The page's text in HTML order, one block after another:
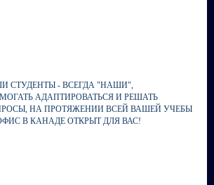
СТУДЕНТЫ - ВСЕГДА "НАШИ",
АДАПТИРОВАТЬСЯ И РЕШАТЬ
НА ПРОТЯЖЕНИИ ВСЕЙ ВАШЕЙ УЧЕБЫ
В КАНАДЕ ОТКРЫТ ДЛЯ ВАС!